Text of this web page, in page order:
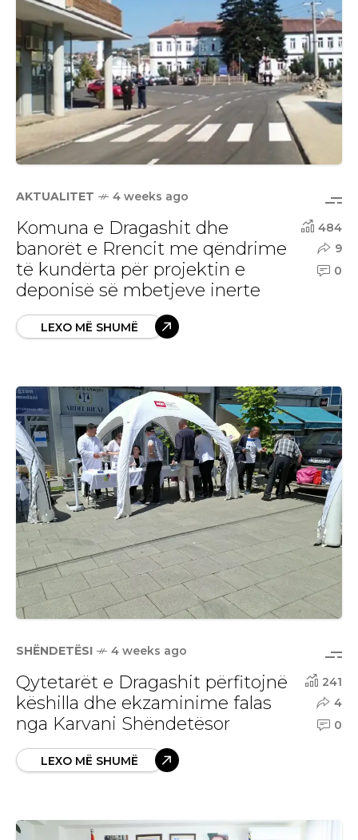
AKTUALITET 4 weeks ago
Komuna e Dragashit dhe
banorët e Rrencit me qëndrime
të kundërta për projektin e
deponisë së mbetjeve inerte
LEXO MË SHUMË
484
9
0
SHËNDETËSI 4 weeks ago
Qytetarët e Dragashit përfitojnë
këshilla dhe ekzaminime falas
nga Karvani Shëndetësor
LEXO MË SHUMË
241
4
0